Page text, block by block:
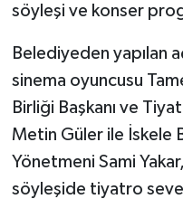
söyleşi ve konser
Belediyeden yapılan
sinema oyuncusu
Birliği Başkanı ve
Metin Güler ile İskele
Yönetmeni Sami Yakar
söyleşide tiyatro
LEFKOŞA
Nöbetçi Eczaneler